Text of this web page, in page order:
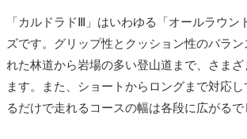
「カルドラドⅢ」はいわゆる「オールラウン
ズです。グリップ性とクッション性のバラン
れた林道から岩場の多い登山道まで、さま
ます。また、ショートからロングまで対応
るだけで走れるコースの幅は各段に広がるで